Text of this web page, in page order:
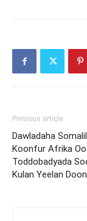
Previous article
Dawladaha
Koonfur Afrika Oo
Toddobadyada
Kulan Yeelan